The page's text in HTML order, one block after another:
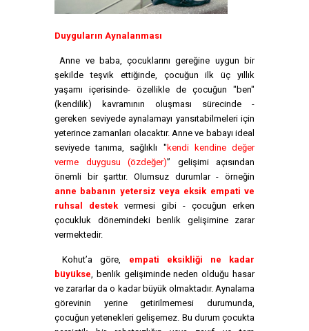
Duyguların Aynalanması
Anne ve baba, çocuklarını gereğine uygun bir
şekilde teşvik ettiğinde, çocuğun ilk üç yıllık
yaşamı içerisinde- özellikle de çocuğun "ben"
(kendilik) kavramının oluşması sürecinde -
gereken seviyede aynalamayı yansıtabilmeleri için
yeterince zamanları olacaktır. Anne ve babayı ideal
seviyede tanıma, sağlıklı " kendi kendine değer
verme duygusu (özdeğer)” gelişimi açısından
önemli bir şarttır. Olumsuz durumlar - örneğin
anne babanın yetersiz veya eksik empati ve
ruhsal destekvermesi gibi - çocuğun erken
çocukluk dönemindeki benlik gelişimine zarar
vermektedir.
Kohut’a göre, empati eksikliği ne kadar
büyükse, benlik gelişiminde neden olduğu hasar
ve zararlar da o kadar büyük olmaktadır. Aynalama
görevinin yerine getirilmemesi durumunda,
çocuğun yetenekleri gelişemez. Bu durum çocukta